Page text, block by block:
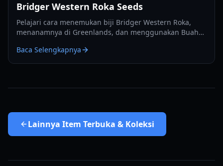
Bridger Western Roka Seeds
Pelajari cara menemukan biji Bridger Western Roka,
menanamnya di Greenlands, dan menggunakan Buah
Baca Selengkapnya
Lainnya Item Terbuka & Koleksi